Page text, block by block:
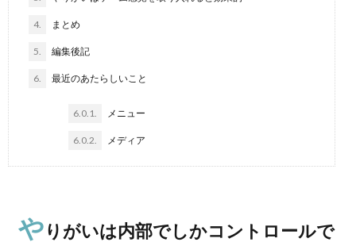
4. まとめ
5. 編集後記
6. 最近のあたらしいこと
6.0.1. メニュー
6.0.2. メディア
やりがいは内部でしかコントロールで